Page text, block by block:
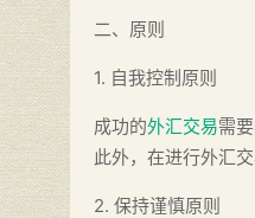
二、原则
1. 自我控制原则
成功的外汇交易需
此外，在进行外汇
2. 保持谨慎原则